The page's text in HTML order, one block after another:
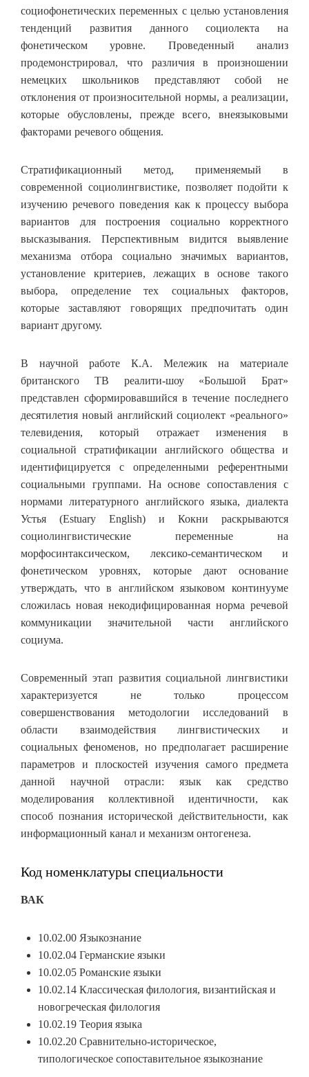
социофонетических переменных с целью установления
тенденций развития данного социолекта на
фонетическом уровне. Проведенный анализ
продемонстрировал, что различия в произношении
немецких школьников представляют собой не
отклонения от произносительной нормы, а реализации,
которые обусловлены, прежде всего, внеязыковыми
факторами речевого общения.
Стратификационный метод, применяемый в
современной социолингвистике, позволяет подойти к
изучению речевого поведения как к процессу выбора
вариантов для построения социально корректного
высказывания. Перспективным видится выявление
механизма отбора социально значимых вариантов,
установление критериев, лежащих в основе такого
выбора, определение тех социальных факторов,
которые заставляют говорящих предпочитать один
вариант другому.
В научной работе К.А. Мележик на материале
британского ТВ реалити-шоу «Большой Брат»
представлен сформировавшийся в течение последнего
десятилетия новый английский социолект «реального»
телевидения, который отражает изменения в
социальной стратификации английского общества и
идентифицируется с определенными референтными
социальными группами. На основе сопоставления с
нормами литературного английского языка, диалекта
Устья (Estuary English) и Кокни раскрываются
социолингвистические переменные на
морфосинтаксическом, лексико-семантическом и
фонетическом уровнях, которые дают основание
утверждать, что в английском языковом континууме
сложилась новая некодифицированная норма речевой
коммуникации значительной части английского
социума.
Современный этап развития социальной лингвистики
характеризуется не только процессом
совершенствования методологии исследований в
области взаимодействия лингвистических и
социальных феноменов, но предполагает расширение
параметров и плоскостей изучения самого предмета
данной научной отрасли: язык как средство
моделирования коллективной идентичности, как
способ познания исторической действительности, как
информационный канал и механизм онтогенеза.
Код номенклатуры специальности
ВАК
10.02.00 Языкознание
10.02.04 Германские языки
10.02.05 Романские языки
10.02.14 Классическая филология, византийская и
новогреческая филология
10.02.19 Теория языка
10.02.20 Сравнительно-историческое,
типологическое сопоставительное языкознание